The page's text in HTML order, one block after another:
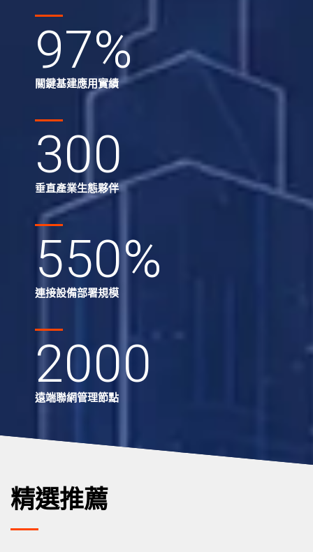
97%
關鍵基建應用實績
300
垂直產業生態夥伴
550%
連接設備部署規模
2000
遠端聯網管理節點
精選推薦